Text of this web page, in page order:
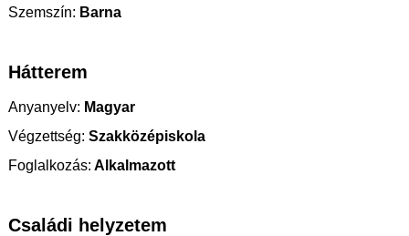
Szemszín: Barna
Hátterem
Anyanyelv: Magyar
Végzettség: Szakközépiskola
Foglalkozás: Alkalmazott
Családi helyzetem